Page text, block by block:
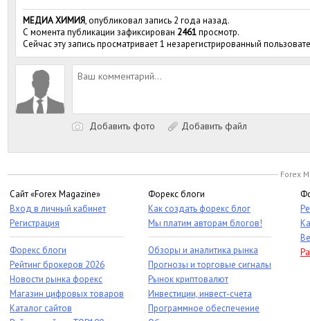
МЕДИА ХИМИЯ, опубликовал запись 2 года назад.
С момента публикации зафиксирован 2461просмотр.
Сейчас эту запись просматривает 1 незарегистрированный
Добавить фото Добавить файл
Forex
Сайт «Forex Magazine»
Вход в личный кабинет
Регистрация
Форекс блоги
Рейтинг брокеров 2026
Новости рынка форекс
Магазин цифровых товаров
Каталог сайтов
Форекс блоги
Как создать форекс блог
Мы платим авторам блогов!
Обзоры и аналитика рынка
Прогнозы и торговые сигналы
Рынок криптовалют
Инвестиции, инвест-счета
Программное обеспечение